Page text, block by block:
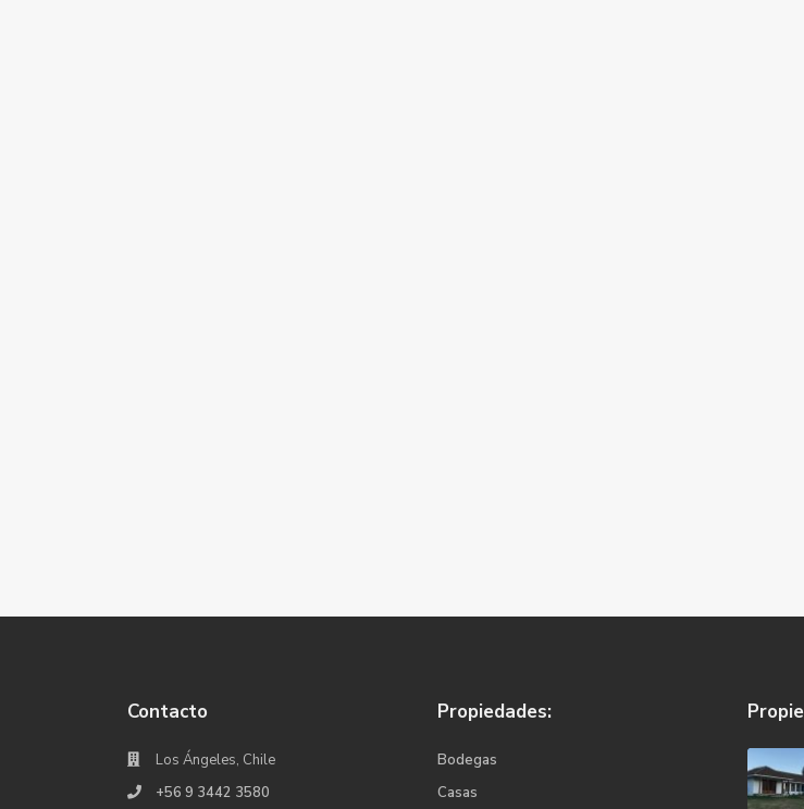
Contacto
Los Ángeles, Chile
+56 9 3442 3580
Propiedades:
Bodegas
Casas